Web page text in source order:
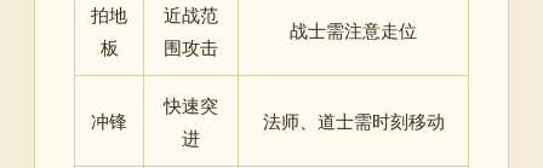
拍地
板
近战范
围攻击
战士需注意走位
冲锋
快速突
进
法师、道士需时刻移动